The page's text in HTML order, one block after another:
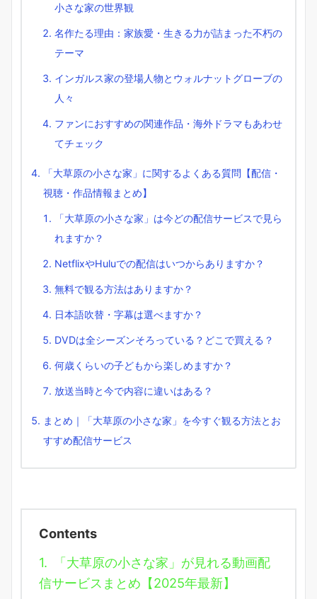
小さな家の世界観
名作たる理由：家族愛・生きる力が詰まった不朽の
テーマ
インガルス家の登場人物とウォルナットグローブの
人々
ファンにおすすめの関連作品・海外ドラマもあわせ
てチェック
「大草原の小さな家」に関するよくある質問【配信・
視聴・作品情報まとめ】
「大草原の小さな家」は今どの配信サービスで見ら
れますか？
NetflixやHuluでの配信はいつからありますか？
無料で観る方法はありますか？
日本語吹替・字幕は選べますか？
DVDは全シーズンそろっている？どこで買える？
何歳くらいの子どもから楽しめますか？
放送当時と今で内容に違いはある？
まとめ｜「大草原の小さな家」を今すぐ観る方法とお
すすめ配信サービス
Contents
1.
「大草原の小さな家」が見れる動画配
信サービスまとめ【2025年最新】